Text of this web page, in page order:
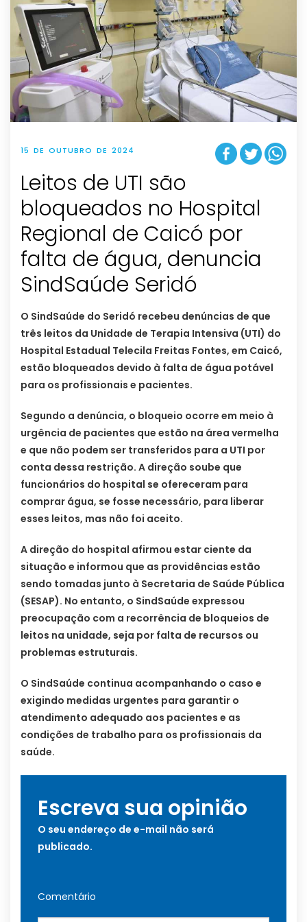
15 DE OUTUBRO DE 2024
Leitos de UTI são
bloqueados no Hospital
Regional de Caicó por
falta de água, denuncia
SindSaúde Seridó
O SindSaúde do Seridó recebeu denúncias de que
três leitos da Unidade de Terapia Intensiva (UTI) do
Hospital Estadual Telecila Freitas Fontes, em Caicó,
estão bloqueados devido à falta de água potável
para os profissionais e pacientes.
Segundo a denúncia, o bloqueio ocorre em meio à
urgência de pacientes que estão na área vermelha
e que não podem ser transferidos para a UTI por
conta dessa restrição. A direção soube que
funcionários do hospital se ofereceram para
comprar água, se fosse necessário, para liberar
esses leitos, mas não foi aceito.
A direção do hospital afirmou estar ciente da
situação e informou que as providências estão
sendo tomadas junto à Secretaria de Saúde Pública
(SESAP). No entanto, o SindSaúde expressou
preocupação com a recorrência de bloqueios de
leitos na unidade, seja por falta de recursos ou
problemas estruturais.
O SindSaúde continua acompanhando o caso e
exigindo medidas urgentes para garantir o
atendimento adequado aos pacientes e as
condições de trabalho para os profissionais da
saúde.
Escreva sua opinião
O seu endereço de e-mail não será
publicado.
Comentário